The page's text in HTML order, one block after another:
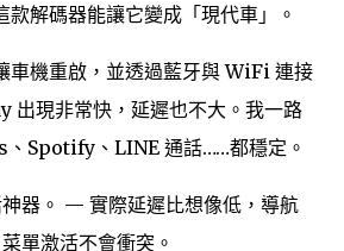
款解碼器能讓它變成「現代車」。
車機重啟，並透過藍牙與 WiFi 連接
出現非常快，延遲也不大。我一路
Spotify、LINE 通話……都穩定。
器。 — 實際延遲比想像低，導航
單激活不會衝突。